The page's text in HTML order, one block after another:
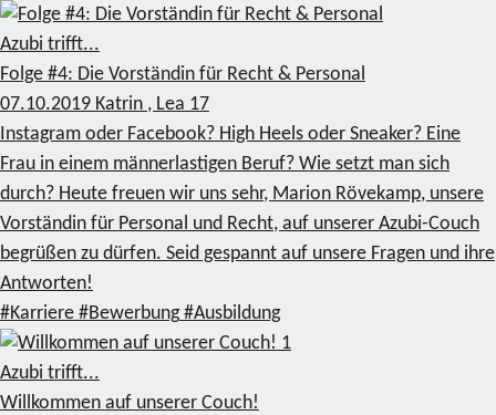
Azubi trifft...
Folge #4: Die Vorständin für Recht & Personal
07.10.2019 Katrin , Lea 17
Instagram oder Facebook? High Heels oder Sneaker? Eine
Frau in einem männerlastigen Beruf? Wie setzt man sich
durch? Heute freuen wir uns sehr, Marion Rövekamp, unsere
Vorständin für Personal und Recht, auf unserer Azubi-Couch
begrüßen zu dürfen. Seid gespannt auf unsere Fragen und ihre
Antworten!
#Karriere #Bewerbung #Ausbildung
1
Azubi trifft...
Willkommen auf unserer Couch!